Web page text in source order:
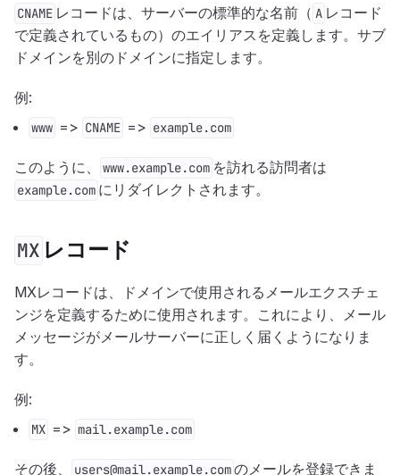
CNAME レコードは、サーバーの標準的な名前（ A レコード
で定義されているもの）のエイリアスを定義します。サブ
ドメインを別のドメインに指定します。
例:
www => CNAME => example.com
このように、 www.example.com を訪れる訪問者は
example.com にリダイレクトされます。
MX レコード
MXレコードは、ドメインで使用されるメールエクスチェ
ンジを定義するために使用されます。これにより、メール
メッセージがメールサーバーに正しく届くようになりま
す。
例:
MX => mail.example.com
その後、 users@mail.example.comのメールを登録できま